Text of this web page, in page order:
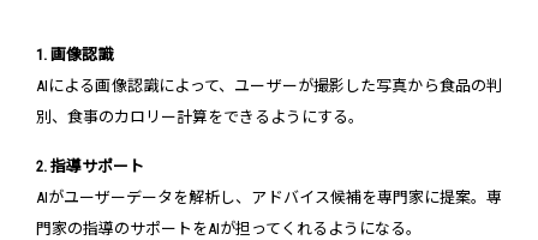
1. 画像認識
AIによる画像認識によって、ユーザーが撮影した写真から食品の判
別、食事のカロリー計算をできるようにする。
2. 指導サポート
AIがユーザーデータを解析し、アドバイス候補を専門家に提案。専
門家の指導のサポートをAIが担ってくれるようになる。